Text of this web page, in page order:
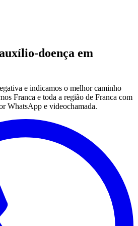
doença em
e indicamos o melhor caminho
Franca e toda a região de Franca com
WhatsApp e videochamada.